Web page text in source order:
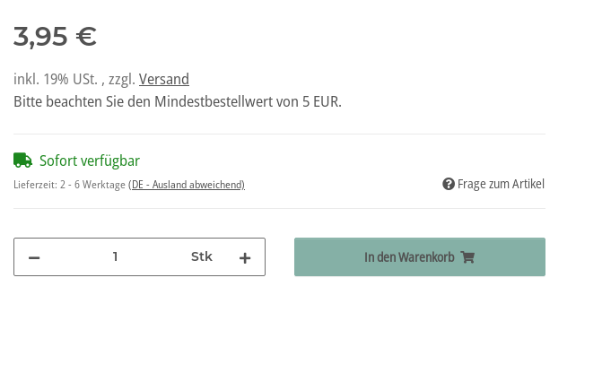
3,95 €
inkl. 19% USt. , zzgl. Versand
Bitte beachten Sie den Mindestbestellwert von 5 EUR.
Sofort verfügbar
Lieferzeit: 2 - 6 Werktage(DE - Ausland abweichend) Frage zum Artikel
Stk In den Warenkorb